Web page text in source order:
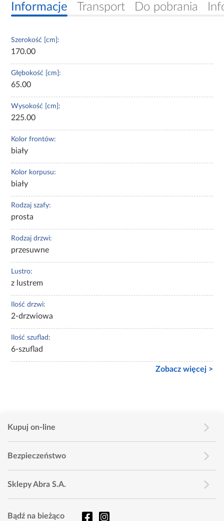
Informacje Transport Do pobrania
Szerokość [cm]:
170.00
Głębokość [cm]:
65.00
Wysokość [cm]:
225.00
Kolor frontów:
biały
Kolor korpusu:
biały
Rodzaj szafy:
prosta
Rodzaj drzwi:
przesuwne
Lustro:
z lustrem
Ilość drzwi:
2-drzwiowa
Ilość szuflad:
6-szuflad
Zobacz więcej >
Kupuj on-line
Bezpieczeństwo
Sklepy Abra S.A.
Bądź na bieżąco